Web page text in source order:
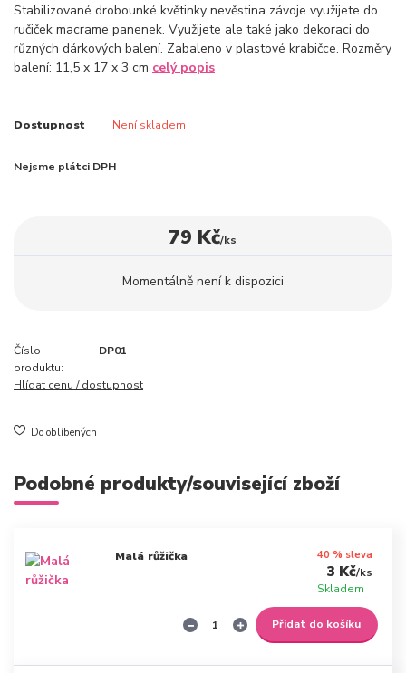
Stabilizované drobounké květinky nevěstina závoje využijete do
ručiček macrame panenek. Využijete ale také jako dekoraci do
různých dárkových balení. Zabaleno v plastové krabičce. Rozměry
balení: 11,5 x 17 x 3 cm celý popis
Dostupnost Není skladem
Nejsme plátci DPH
79 Kč/ks
Momentálně není k dispozici
Číslo
produktu:
DP01
Hlídat cenu / dostupnost
Do oblíbených
Podobné produkty/související zboží
Malá růžička 40 % sleva
3 Kč/ks
Skladem
Přidat do košíku